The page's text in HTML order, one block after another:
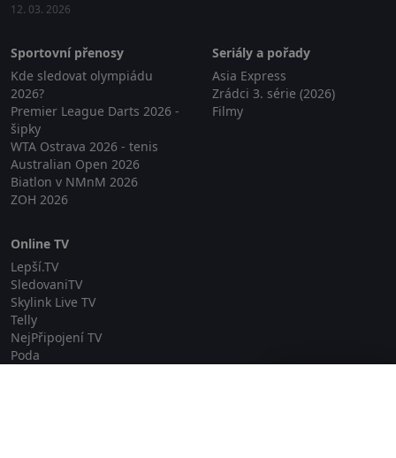
12. 03. 2026
Sportovní přenosy
Kde sledovat olympiádu
2026?
Premier League Darts 2026 -
šipky
WTA Ostrava 2026 - tenis
Australian Open 2026
Biatlon v NMnM 2026
ZOH 2026
Seriály a pořady
Asia Express
Zrádci 3. série (2026)
Filmy
Online TV
Lepší.TV
SledovaniTV
Skylink Live TV
Telly
NejPřipojení TV
Poda